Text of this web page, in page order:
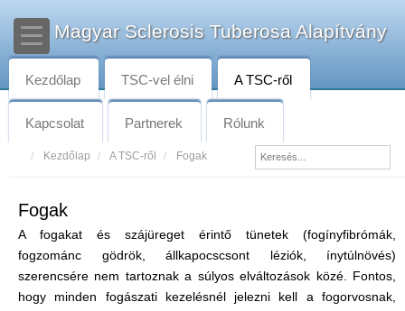
Magyar Sclerosis Tuberosa Alapítvány
Kezdőlap TSC-vel élni A TSC-ről
Kapcsolat Partnerek Rólunk
Kezdőlap A TSC-ről Fogak
Fogak
A fogakat és szájüreget érintő tünetek (fogínyfibrómák,
fogzománc gödrök, állkapocscsont léziók, ínytúlnövés)
szerencsére nem tartoznak a súlyos elváltozások közé. Fontos,
hogy minden fogászati kezelésnél jelezni kell a fogorvosnak,